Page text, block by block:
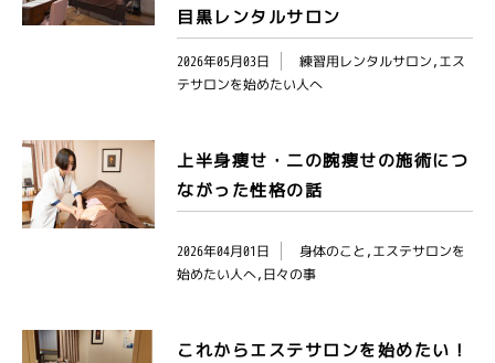
美容機器の紹介 equipment
目黒レンタルサロン
2026年05月03日
練習用レンタルサロン,エス
テサロンを始めたい人へ
上半身痩せ・二の腕痩せの施術につ
ながった性格の話
2026年04月01日
身体のこと,エステサロンを
始めたい人へ,日々の事
これからエステサロンを始めたい！